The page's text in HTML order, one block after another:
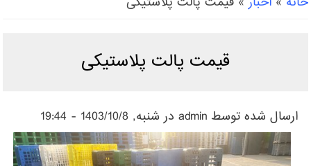
قیمت پالت پلاستیکی
ارسال شده توسطadmin در شنبه, 1403/10/8 - 19:44